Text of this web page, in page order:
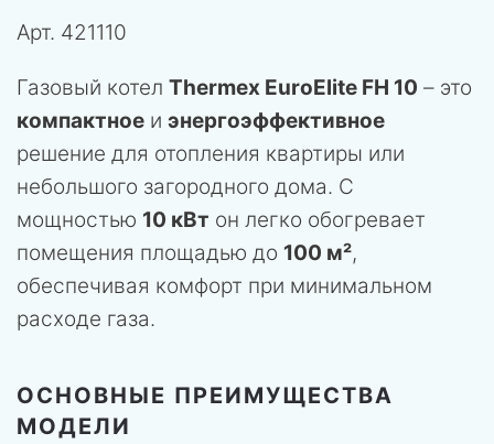
Арт. 421110
Газовый котел Thermex EuroElite FH 10 – это
компактное и энергоэффективное
решение для отопления квартиры или
небольшого загородного дома. С
мощностью 10 кВт он легко обогревает
помещения площадью до 100 м²,
обеспечивая комфорт при минимальном
расходе газа.
ОСНОВНЫЕ ПРЕИМУЩЕСТВА
МОДЕЛИ